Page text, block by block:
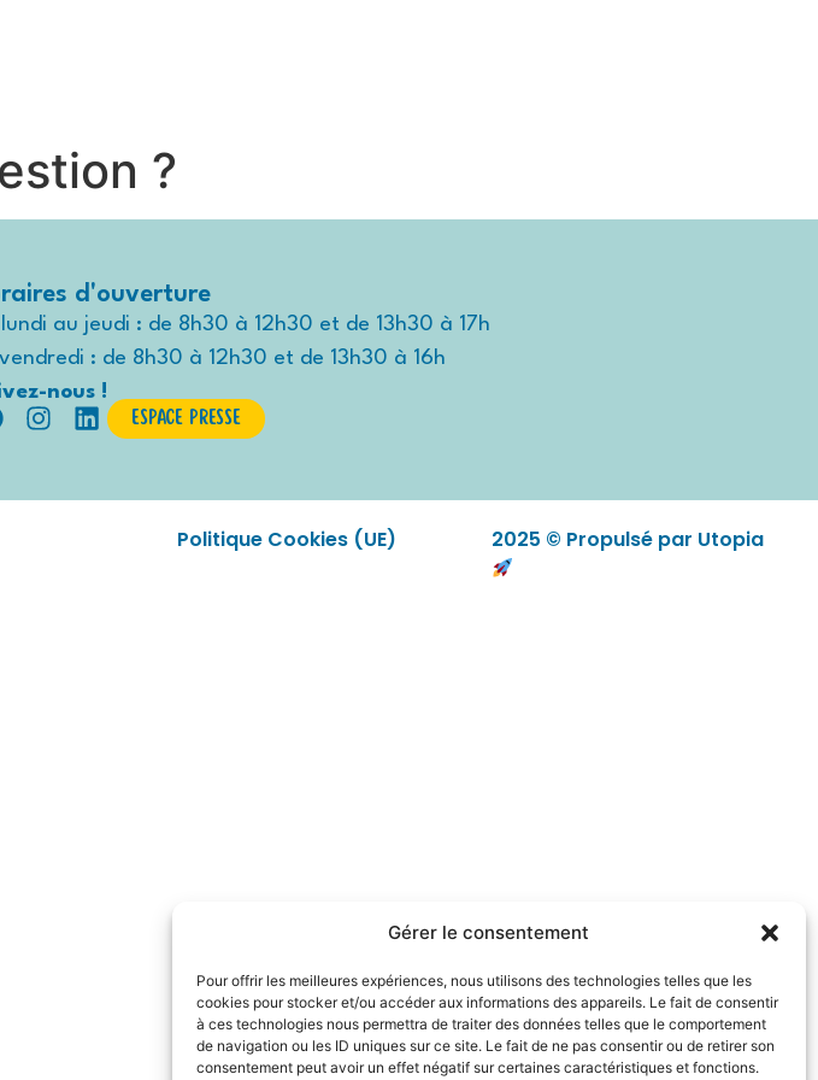
Gérer le consentement
Pour offrir les meilleures expériences, nous utilisons des technologies telles que les
cookies pour stocker et/ou accéder aux informations des appareils. Le fait de consentir
à ces technologies nous permettra de traiter des données telles que le comportement
de navigation ou les ID uniques sur ce site. Le fait de ne pas consentir ou de retirer son
consentement peut avoir un effet négatif sur certaines caractéristiques et fonctions.
?
d'ouverture
lundi au jeudi : de 8h30 à 12h30 et de 13h30 à 17h
: de 8h30 à 12h30 et de 13h30 à 16h
nous !
Espace presse
Politique Cookies (UE) 2025 © Propulsé par Utopia